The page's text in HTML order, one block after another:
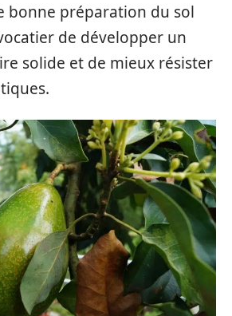
bonne préparation du sol
de développer un
solide et de mieux résister